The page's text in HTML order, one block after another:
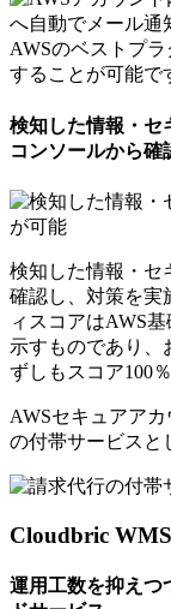
AWSのベストプ
することが可能で
検知した情報・セ
コンソールから確
検知した情報・セ
確認し、対策を実
ィスコアはAWS
示すものであり、
ずしもスコア100
AWSセキュアア
の付帯サービスと
Cloudbric
運用工数を抑えつ